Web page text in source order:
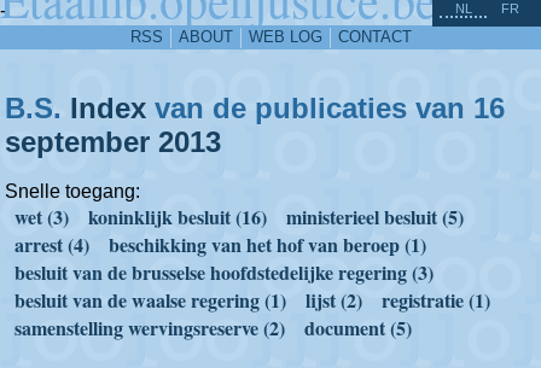
-
RSS ABOUT WEB LOG CONTACT
NL FR
B.S. Index van de publicaties van 16
september 2013
Snelle toegang:
wet (3) koninklijk besluit (16)
ministerieel besluit (5)
arrest (4)
beschikking van het hof van beroep (1)
besluit van de brusselse hoofdstedelijke regering (3)
besluit van de waalse regering (1)
lijst (2)
registratie (1)
samenstelling wervingsreserve (2)
document (5)
^